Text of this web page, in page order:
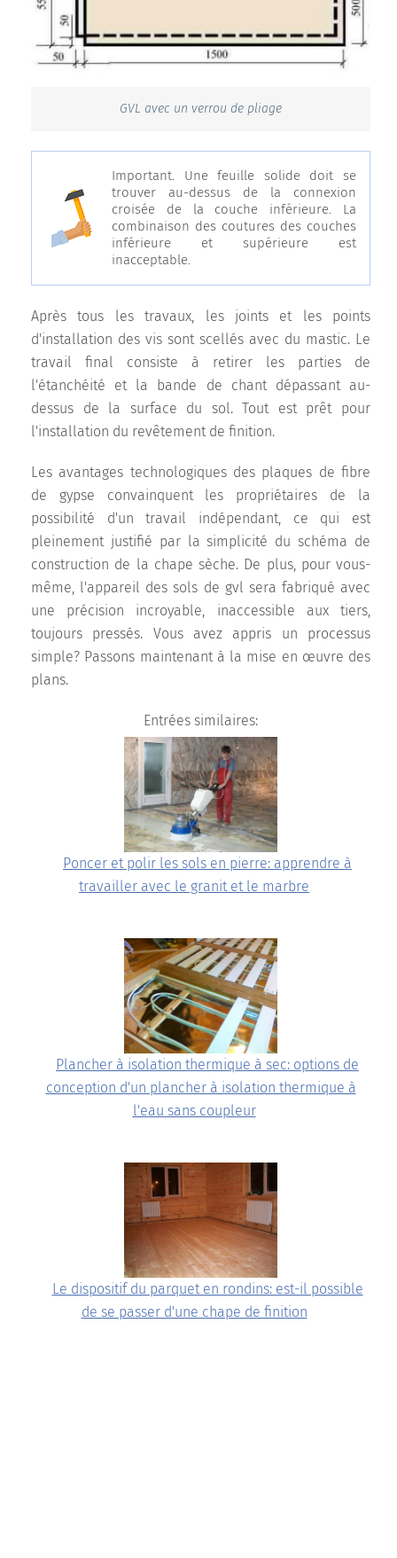
GVL avec un verrou de pliage
Important. Une feuille solide doit se
trouver au-dessus de la connexion
croisée de la couche inférieure. La
combinaison des coutures des couches
inférieure et supérieure est
inacceptable.
Après tous les travaux, les joints et les points
d'installation des vis sont scellés avec du mastic. Le
travail final consiste à retirer les parties de
l'étanchéité et la bande de chant dépassant au-
dessus de la surface du sol. Tout est prêt pour
l'installation du revêtement de finition.
Les avantages technologiques des plaques de fibre
de gypse convainquent les propriétaires de la
possibilité d'un travail indépendant, ce qui est
pleinement justifié par la simplicité du schéma de
construction de la chape sèche. De plus, pour vous-
même, l'appareil des sols de gvl sera fabriqué avec
une précision incroyable, inaccessible aux tiers,
toujours pressés. Vous avez appris un processus
simple? Passons maintenant à la mise en œuvre des
plans.
Entrées similaires:
Poncer et polir les sols en pierre: apprendre à
travailler avec le granit et le marbre
Plancher à isolation thermique à sec: options de
conception d'un plancher à isolation thermique à
l'eau sans coupleur
Le dispositif du parquet en rondins: est-il possible
de se passer d'une chape de finition